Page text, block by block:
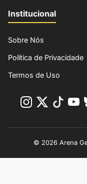
Institucional
Sobre Nós
Política de Privacidade
Termos de Uso
© 2026 Arena